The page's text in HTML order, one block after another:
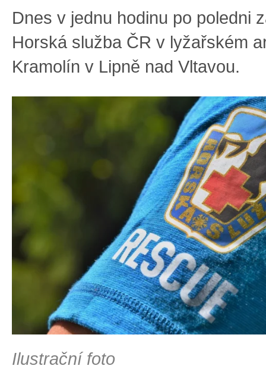
Dnes v jednu hodinu po poledni
Horská služba ČR v lyžařském
Kramolín v Lipně nad Vltavou.
Ilustrační foto